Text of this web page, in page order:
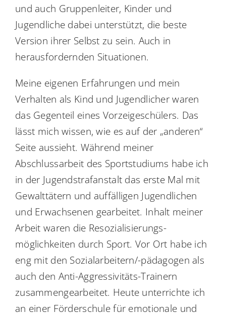
und auch Gruppenleiter, Kinder und
Jugendliche dabei unterstützt, die beste
Version ihrer Selbst zu sein. Auch in
herausfordernden Situationen.
Meine eigenen Erfahrungen und mein
Verhalten als Kind und Jugendlicher waren
das Gegenteil eines Vorzeigeschülers. Das
lässt mich wissen, wie es auf der „anderen“
Seite aussieht. Während meiner
Abschlussarbeit des Sportstudiums habe ich
in der Jugendstrafanstalt das erste Mal mit
Gewalttätern und auffälligen Jugendlichen
und Erwachsenen gearbeitet. Inhalt meiner
Arbeit waren die Resozialisierungs-
möglichkeiten durch Sport. Vor Ort habe ich
eng mit den Sozialarbeitern/-pädagogen als
auch den Anti-Aggressivitäts-Trainern
zusammengearbeitet. Heute unterrichte ich
an einer Förderschule für emotionale und